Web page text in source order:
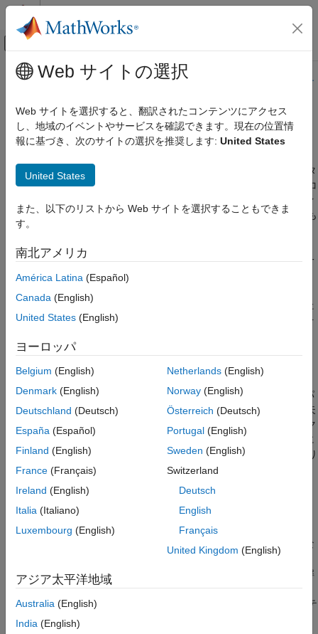
コンテンツへスキップ
オフキャンバス ナビゲーション メ
ドキュメンテーションのホーム
コード検証
Polyspace Bug Finder
解析精度の向上
Polyspace 解析の外的制約の指定
制約テンプレートの作成
Code Prover 解析結果からの制約テンプレー
既存のテンプレートの更新
コードでの制約の指定
メインコンテンツ
このページの内容は最新ではありません。最新版の英語を参照す
Polyspace解析の外的制約の指定
Polyspace
製品は C/C++ コードを解析して欠陥 (バグ) やランタ
イム エラーなどの問題をチェックします。解析では指定されたコ
ードを使用して、変数の範囲やポインターに許容されるバッファ
ー サイズなどの項目について仮定を行います。仮定は予想よりも
幅広くなる場合があります。その理由は次のとおりです。
完全なコードが提供されていない。たとえば、関数定義の一
部が提供されなかった場合。
変数に関する一部の情報が実行時にのみ利用可能である。た
とえば、コード内の一部の変数が実行時にユーザーから値を
Code Prover では実行時に発生するパスよりも多くの実行パ
スを考慮する可能性があります。実行パスの 1 つで操作が失
敗すると、Polyspace はこの操作に対してオレンジ チェック
を付けます。その実行パスが、あまりにも広範に及ぶ仮定に
由来する場合、オレンジ チェックは誤検知を示すことがあり
ます。
Bug Finder では誤検知が生じることがあります。
こうした誤検知の数を減らすには、グローバル変数、関数入力、
およびスタブ関数の戻り値と変更可能な引数についての追加的な
制約を指定します。この例では、それらの外的制約 (データ範囲
指定 (DRS) とも呼ばれる) を指定する方法を示します。以降の解
析で使用するために制約を XML ファイルとして保存します。ソ
ース コードを変更する場合、以前の制約を更新できます。制約テ
ンプレートを新規に作成する必要はありません。
Web サイトの選択
Web サイトを選択すると、翻訳されたコンテンツにアクセス
し、地域のイベントやサービスを確認できます。現在の位置情
報に基づき、次のサイトの選択を推奨します: United States
United States
また、以下のリストから Web サイトを選択することもできま
す。
南北アメリカ
América Latina (Español)
Canada (English)
United States (English)
ヨーロッパ
Belgium (English)
Denmark (English)
Deutschland (Deutsch)
España (Español)
Finland (English)
France (Français)
Ireland (English)
Italia (Italiano)
Luxembourg (English)
Netherlands(English)
Norway(English)
Österreich (Deutsch)
Portugal(English)
Sweden (English)
Switzerland
Deutsch
English
Français
United Kingdom (English)
アジア太平洋地域
Australia (English)
India (English)